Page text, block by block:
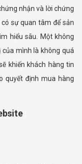
nhận và lời chứng
sự quan tâm để sản
hiểu sâu. Một không
mình là không quá
khiến khách hàng tin
quyết định mua hàng